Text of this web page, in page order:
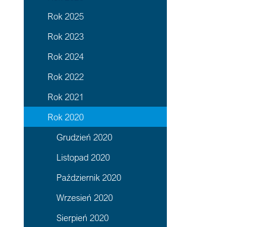
Rok 2025
Rok 2023
Rok 2024
Rok 2022
Rok 2021
Rok 2020
Grudzień 2020
Listopad 2020
Październik 2020
Wrzesień 2020
Sierpień 2020